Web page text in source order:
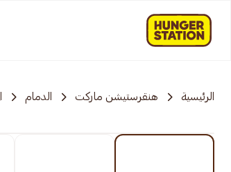
الرئيسية هنقرستيشن ماركت الدمام